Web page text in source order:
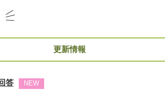
更新情報
答 NEW